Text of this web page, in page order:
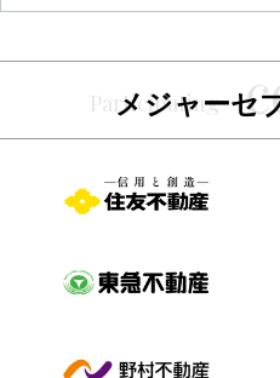
メジャーセ